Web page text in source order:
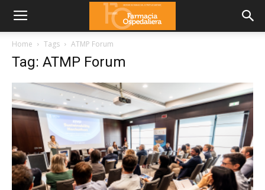
Home Tags ATMP Forum
Tag: ATMP Forum